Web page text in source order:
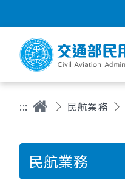
::: 民航業務
民航業務